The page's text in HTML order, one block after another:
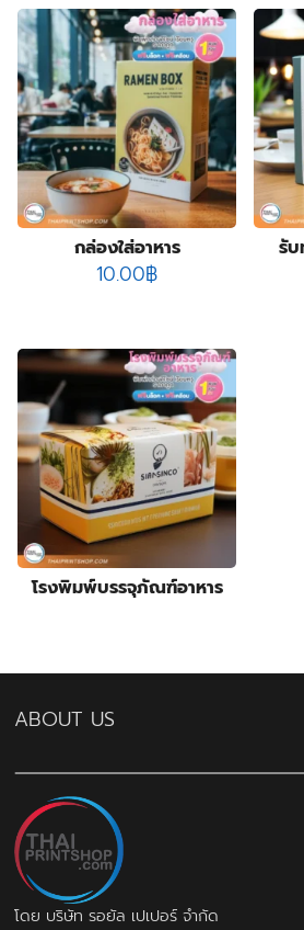
products
กล่องฟอยล์ 66
products
กล่องลิปสติก 1010
products
กล่องสบู่ 8484
products
กล่องสบู่กระดาษคราฟท์ 33
products
กล่องสินค้า OTOP 88
products
กล่องอาหารเสริม 1919
products
กล่องอื่นๆ 2828
products
กล่องเซ็ต 88
products
กล่องเซรั่ม 99
products
กล่องแบบฝาเปิดหน้า
กล่องแบบสไลด์ 10
products
ซองกระดาษ 11
product
ซองฟอยล์ 44
products
ถุงกระดาษ
72
products
ถุงกระดาษสำเร็จรูป 22
products
ปฏิทิน 22
products
ป้ายกล่องไฟ 14 14
products
ป้ายฉลุลาย 33
products
ป้ายธงญี่ปุ่น 44
products
พิมพ์สกรีนสินค้า 11
product
สติ๊กเกอร์กันปลอมโฮโลแกรม
products
ออกแบบบรรจุภัณฑ์ 3131
โปสการ์ด การ์ดแต่งงาน
กล่องใส่อาหาร
10.00฿
รับ
โรงพิมพ์บรรจุภัณฑ์อาหาร
ABOUT US
โดย บริษัท รอยัล เปเปอร์ จำกัด